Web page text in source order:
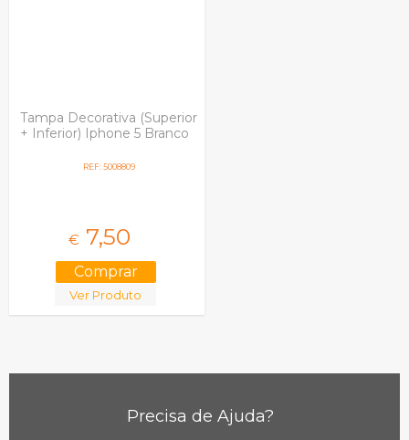
Tampa Decorativa (Superior
+ Inferior) Iphone 5 Branco
REF: 5008809
€ 7,50
Ver Produto
Precisa de Ajuda?